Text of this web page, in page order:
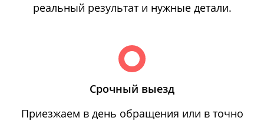
реальный результат и нужные детали.
Срочный выезд
Приезжаем в день обращения или в точно